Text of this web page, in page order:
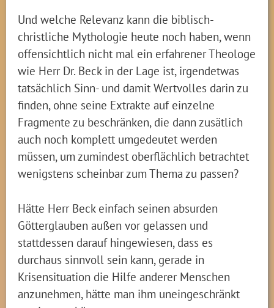
Und welche Relevanz kann die biblisch-
christliche Mythologie heute noch haben, wenn
offensichtlich nicht mal ein erfahrener Theologe
wie Herr Dr. Beck in der Lage ist, irgendetwas
tatsächlich Sinn- und damit Wertvolles darin zu
finden, ohne seine Extrakte auf einzelne
Fragmente zu beschränken, die dann zusätlich
auch noch komplett umgedeutet werden
müssen, um zumindest oberflächlich betrachtet
wenigstens scheinbar zum Thema zu passen?
Hätte Herr Beck einfach seinen absurden
Götterglauben außen vor gelassen und
stattdessen darauf hingewiesen, dass es
durchaus sinnvoll sein kann, gerade in
Krisensituation die Hilfe anderer Menschen
anzunehmen, hätte man ihm uneingeschränkt